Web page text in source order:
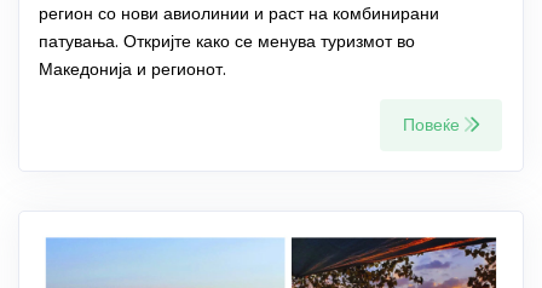
регион со нови авиолинии и раст на комбинирани
патувања. Откријте како се менува туризмот во
Македонија и регионот.
Повеќе